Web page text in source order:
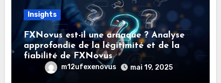
Insights
FXNovus est-il une arnaque ? Analyse
approfondie de la légitimité et de la
fiabilité de FXNovus
m12ufexenovus mai 19, 2025